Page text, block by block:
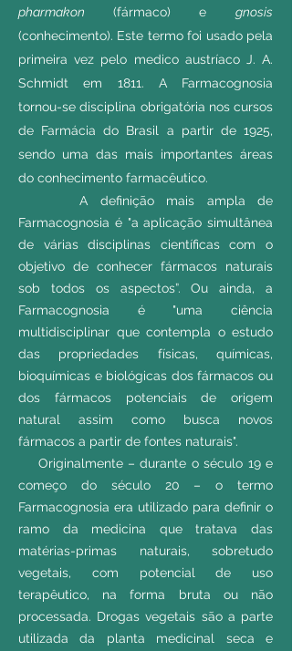
pharmakon (fármaco) egnosis
(conhecimento). Este termo foi usado pela
primeira vez pelo medico austríaco J. A.
Schmidt em 1811. A Farmacognosia
tornou-se disciplina obrigatória nos cursos
de Farmácia do Brasil a partir de 1925,
sendo uma das mais importantes áreas
do conhecimento farmacêutico.
A definição mais ampla de
Farmacognosia é "a aplicação simultânea
de várias disciplinas científicas com o
objetivo de conhecer fármacos naturais
sob todos os aspectos”. Ou ainda, a
Farmacognosia é "uma ciência
multidisciplinar que contempla o estudo
das propriedades físicas, químicas,
bioquímicas e biológicas dos fármacos ou
dos fármacos potenciais de origem
natural assim como busca novos
fármacos a partir de fontes naturais".
Originalmente – durante o século 19 e
começo do século 20 – o termo
Farmacognosia era utilizado para definir o
ramo da medicina que tratava das
matérias-primas naturais, sobretudo
vegetais, com potencial de uso
terapêutico, na forma bruta ou não
processada. Drogas vegetais são a parte
utilizada da planta medicinal seca e